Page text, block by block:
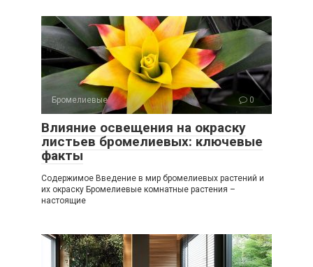
Бромелиевые 0
Влияние освещения на окраску
листьев бромелиевых: ключевые
факты
Содержимое Введение в мир бромелиевых растений и
их окраску Бромелиевые комнатные растения –
настоящие